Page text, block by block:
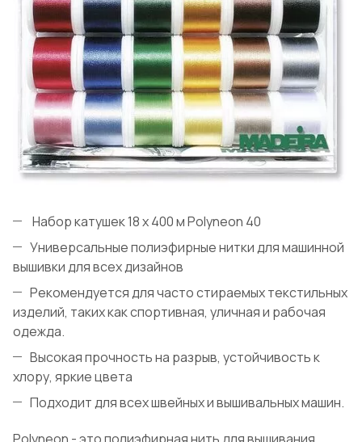
Набор катушек 18 x 400 м Polyneon 40
Универсальные полиэфирные нитки для машинной
вышивки для всех дизайнов
Рекомендуется для часто стираемых текстильных
изделий, таких как спортивная, уличная и рабочая
одежда.
Высокая прочность на разрыв, устойчивость к
хлору, яркие цвета
Подходит для всех швейных и вышивальных машин.